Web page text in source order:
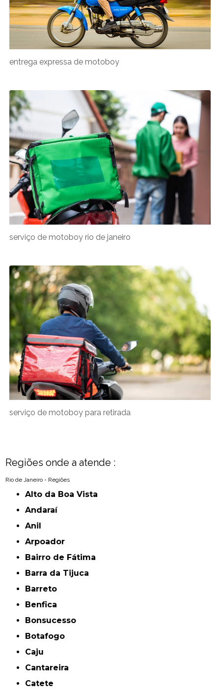
entrega expressa de motoboy
serviço de motoboy rio de janeiro
serviço de motoboy para retirada
Regiões onde a atende :
Rio de Janeiro - Regiões
Alto da Boa Vista
Andaraí
Anil
Arpoador
Bairro de Fátima
Barra da Tijuca
Barreto
Benfica
Bonsucesso
Botafogo
Caju
Cantareira
Catete